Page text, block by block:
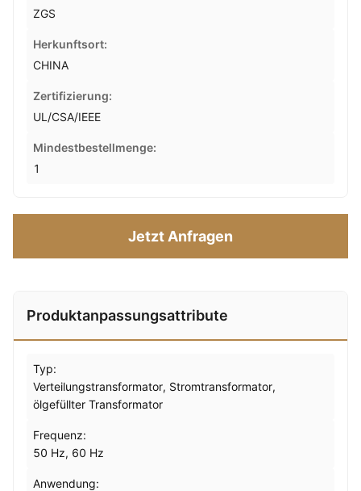
ZGS
Herkunftsort:
CHINA
Zertifizierung:
UL/CSA/IEEE
Mindestbestellmenge:
1
Jetzt Anfragen
Produktanpassungsattribute
Typ:
Verteilungstransformator, Stromtransformator,
ölgefüllter Transformator
Frequenz:
50 Hz, 60 Hz
Anwendung: